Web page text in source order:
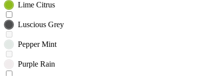
Lime Citrus
Luscious Grey
Pepper Mint
Purple Rain